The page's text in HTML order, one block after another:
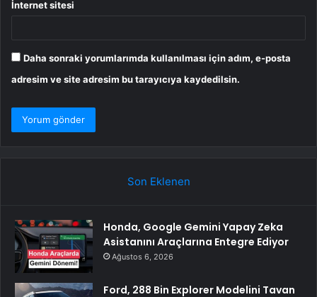
İnternet sitesi
Daha sonraki yorumlarımda kullanılması için adım, e-posta
adresim ve site adresim bu tarayıcıya kaydedilsin.
Son Eklenen
Honda, Google Gemini Yapay Zeka
Asistanını Araçlarına Entegre Ediyor
Ağustos 6, 2026
Ford, 288 Bin Explorer Modelini Tavan